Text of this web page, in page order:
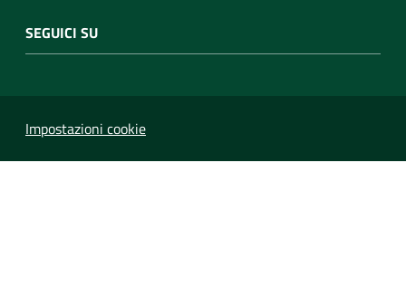
SEGUICI SU
Impostazioni cookie